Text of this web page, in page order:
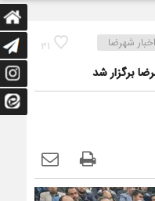
31 اخبار شهرضا
برگزار شد